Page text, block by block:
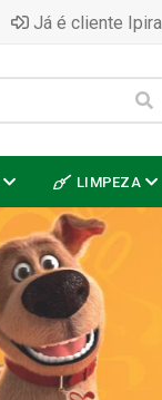
Já é cliente
LIMPEZA